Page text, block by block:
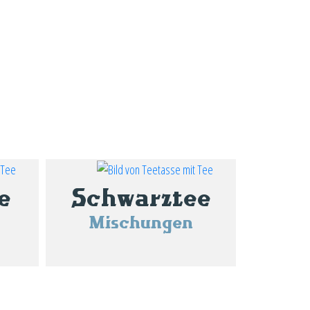
Schwarztee
Mischungen